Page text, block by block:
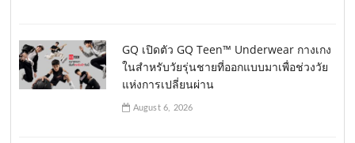
GQ เปิดตัว GQ Teen™ Underwear กางเกง
ในสำหรับวัยรุ่นชายที่ออกแบบมาเพื่อช่วงวัย
แห่งการเปลี่ยนผ่าน
August 6, 2026